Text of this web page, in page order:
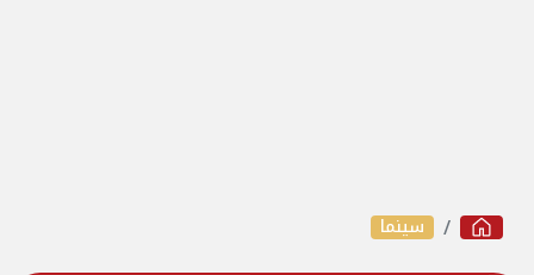
سينما